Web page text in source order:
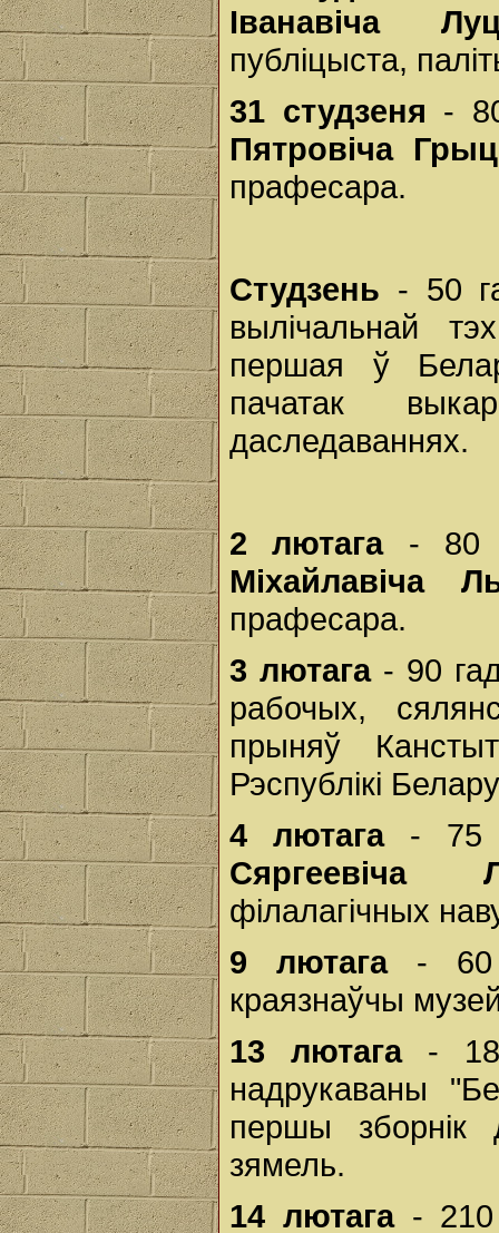
Іванавіча
публіцыста,
31 студзеня -
Пятровіча
прафесара.
Студзень - 50
вылічальнай
першая ў
пачатак
даследаваннях.
2 лютага- 80
Міхайлавіча
прафесара.
3 лютага- 90
рабочых,
прыняў
Рэспублікі
4 лютага- 75
Сяргеевіча
філалагічных
9 лютага- 60
краязнаўчы
13 лютага-
надрукаваны
першы зборнік
зямель.
14 лютага- 210